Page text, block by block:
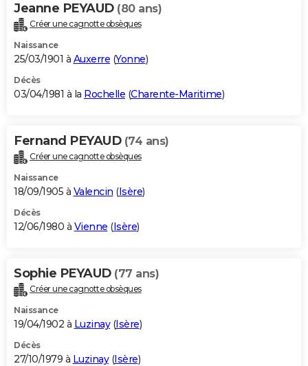
Jeanne PEYAUD (80 ans)
Créer une cagnotte obsèques
Naissance
25/03/1901 à Auxerre (Yonne)
Décès
03/04/1981 à la Rochelle (Charente-Maritime)
Fernand PEYAUD (74 ans)
Créer une cagnotte obsèques
Naissance
18/09/1905 à Valencin (Isère)
Décès
12/06/1980 à Vienne (Isère)
Sophie PEYAUD (77 ans)
Créer une cagnotte obsèques
Naissance
19/04/1902 à Luzinay(Isère)
Décès
27/10/1979 à Luzinay(Isère)